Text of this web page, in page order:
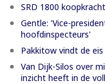
SRD 1800
Gentle: 'Vice-
hoofdinspecteurs'
Pakkitow vindt de eis
Van Dijk-Silos over
inzicht heeft in de